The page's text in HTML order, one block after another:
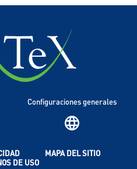
MAPA DEL SITIO
DE USO
Configuraciones generales